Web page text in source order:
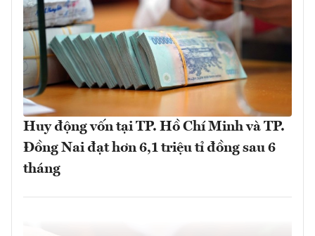
Huy động vốn tại TP. Hồ Chí Minh và TP.
Đồng Nai đạt hơn 6,1 triệu tỉ đồng sau 6
tháng